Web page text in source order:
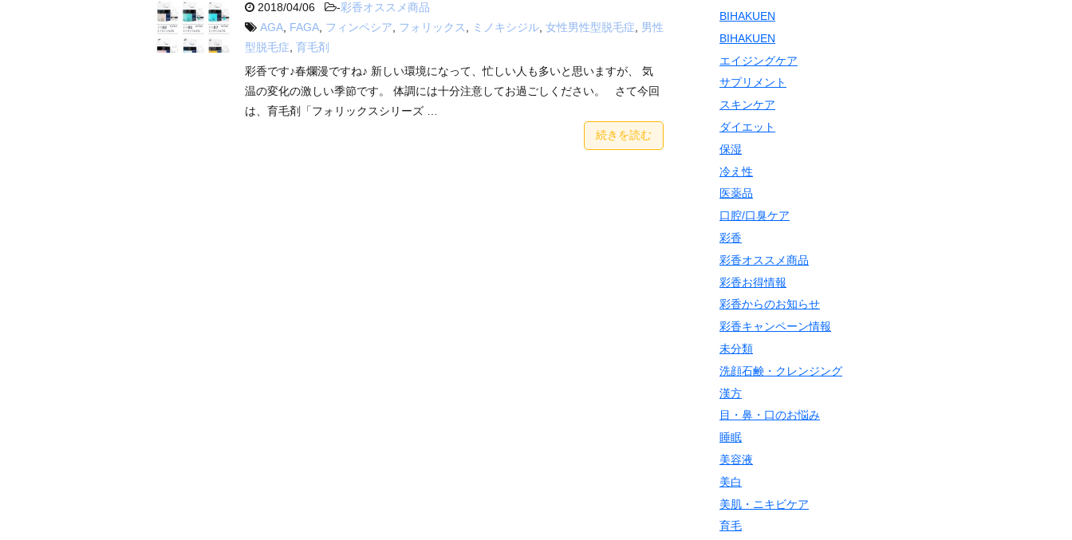
2018/04/06 -彩香オススメ商品
AGA, FAGA, フィンペシア, フォリックス, ミノキシジル, 女性男性型脱毛症, 男性
型脱毛症, 育毛剤
彩香です♪春爛漫ですね♪ 新しい環境になって、忙しい人も多いと思いますが、 気
温の変化の激しい季節です。 体調には十分注意してお過ごしください。 さて今回
は、育毛剤「フォリックスシリーズ …
続きを読む
BIHAKUEN
BIHAKUEN
エイジングケア
サプリメント
スキンケア
ダイエット
保湿
冷え性
医薬品
口腔/口臭ケア
彩香
彩香オススメ商品
彩香お得情報
彩香からのお知らせ
彩香キャンペーン情報
未分類
洗顔石鹸・クレンジング
漢方
目・鼻・口のお悩み
睡眠
美容液
美白
美肌・ニキビケア
育毛